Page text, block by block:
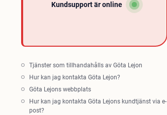
Kundsupport är online
Tjänster som tillhandahålls av Göta Lejon
Hur kan jag kontakta Göta Lejon?
Göta Lejons webbplats
Hur kan jag kontakta Göta Lejons kundtjänst via e-
post?